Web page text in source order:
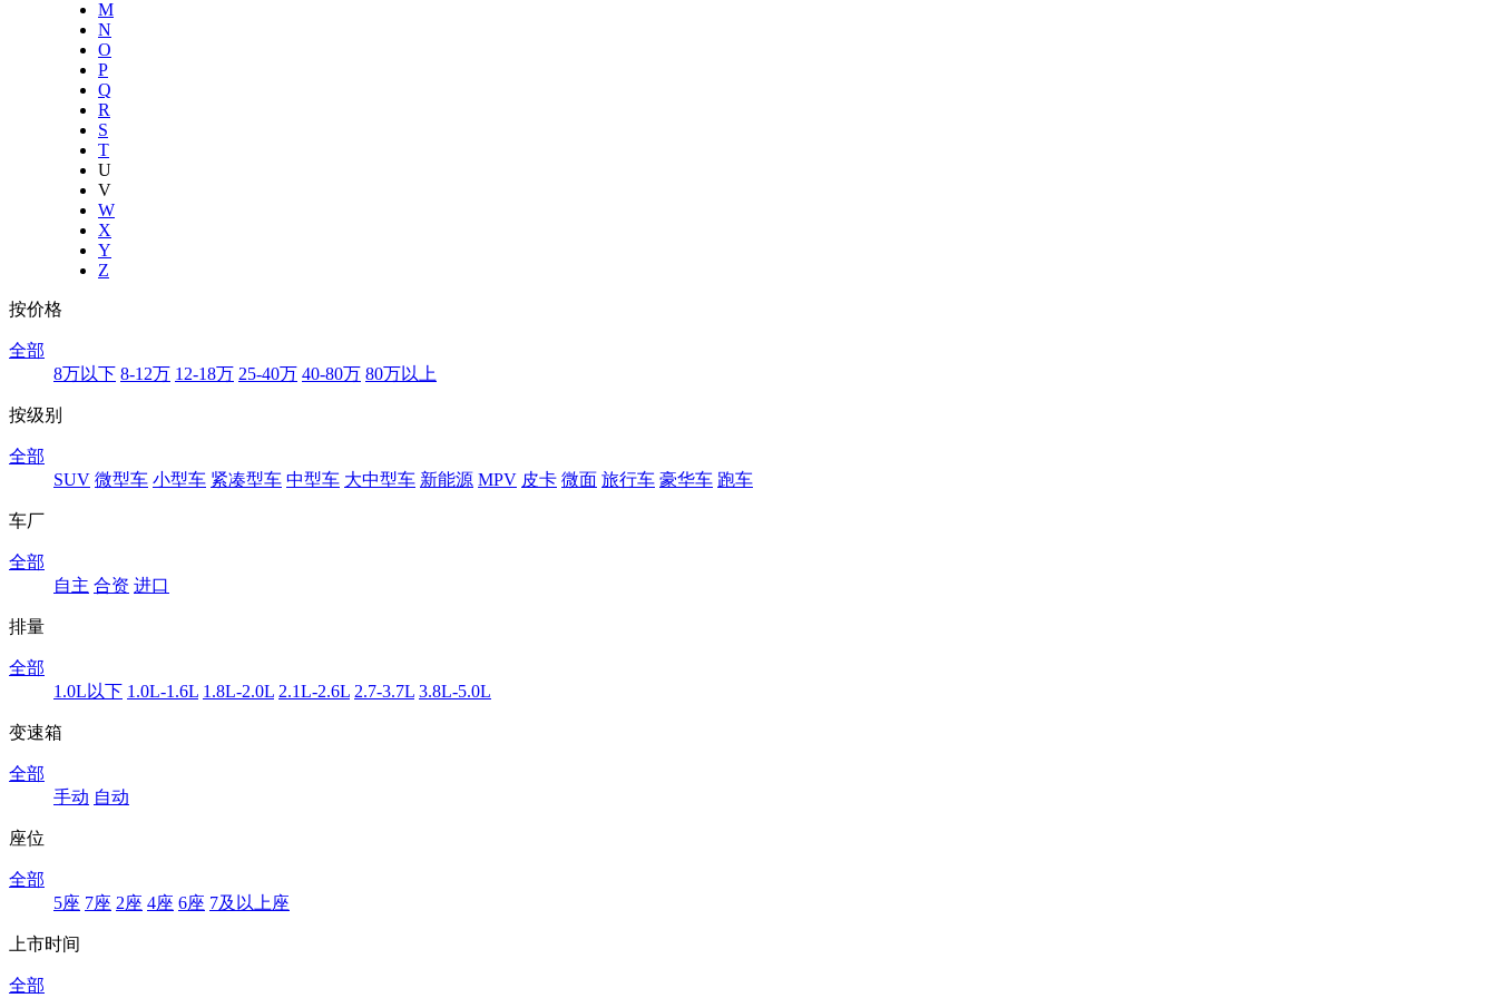
M
N
O
P
Q
R
S
T
U
V
W
X
Y
Z
按价格
全部
8万以下 8-12万 12-18万 25-40万 40-80万 80万以上
按级别
全部
SUV 微型车 小型车 紧凑型车 中型车 大中型车 新能源 MPV 皮卡 微面 旅行车 豪华车 跑车
车厂
全部
自主 合资 进口
排量
全部
1.0L以下 1.0L-1.6L 1.8L-2.0L 2.1L-2.6L 2.7-3.7L 3.8L-5.0L
变速箱
全部
手动 自动
座位
全部
5座 7座 2座 4座 6座 7及以上座
上市时间
全部